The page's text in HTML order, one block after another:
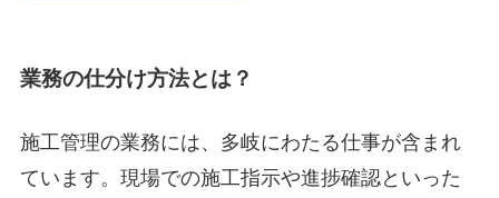
業務の仕分け方法とは？
施工管理の業務には、多岐にわたる仕事が含まれ
ています。現場での施工指示や進捗確認といった